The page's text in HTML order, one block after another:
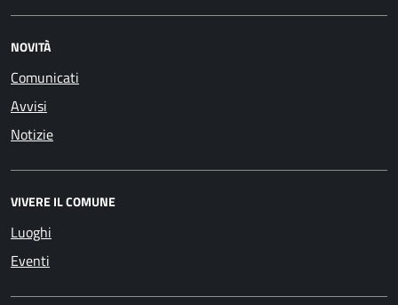
NOVITÀ
Comunicati
Avvisi
Notizie
VIVERE IL COMUNE
Luoghi
Eventi